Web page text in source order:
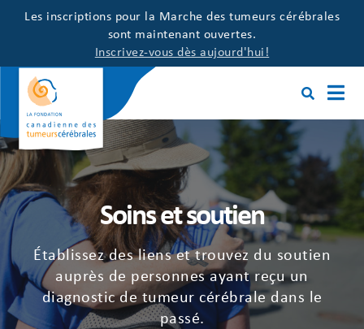
Les inscriptions pour la Marche des tumeurs cérébrales
sont maintenant ouvertes.
Inscrivez-vous dès aujourd'hui!
Soins et soutien
Établissez des liens et trouvez du soutien
auprès de personnes ayant reçu un
diagnostic de tumeur cérébrale dans le
passé.